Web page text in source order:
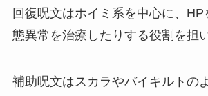
回復呪文はホイミ系を中心に、
態異常を治療したりする役割を担
補助呪文はスカラやバイキルトの